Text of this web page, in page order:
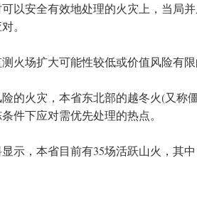
以安全有效地处理的火灾上，当局
。
火场扩大可能性较低或价值风险有
的火灾，本省东北部的越冬火(又称
件下应对需优先处理的热点。
示，本省目前有35场活跃山火，其